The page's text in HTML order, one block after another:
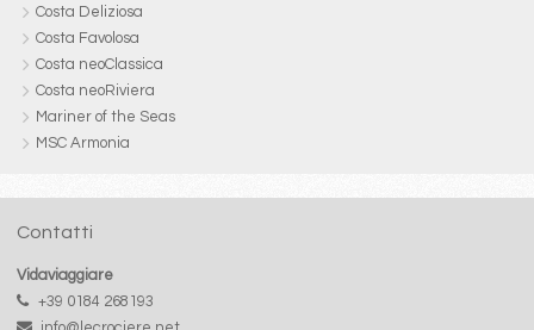
Costa Deliziosa
Costa Favolosa
Costa neoClassica
Costa neoRiviera
Mariner of the Seas
MSC Armonia
Contatti
Vidaviaggiare
+39 0184 268193